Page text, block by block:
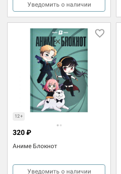
Уведомить о наличии
12+
Аниме Блокнот
320 ₽
Уведомить о наличии